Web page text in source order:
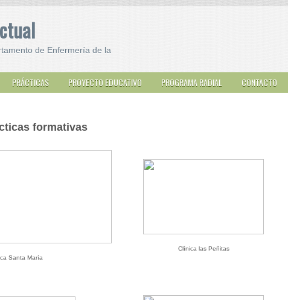
de Enfermería de la
PRÁCTICAS PROYECTO EDUCATIVO PROGRAMA RADIAL CONTACTO
formativas
Santa María
Clínica las Peñitas